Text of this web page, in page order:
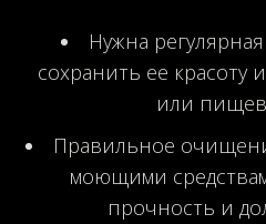
Нужна
сохранить ее красоту
или
Правильное
моющими
прочность и